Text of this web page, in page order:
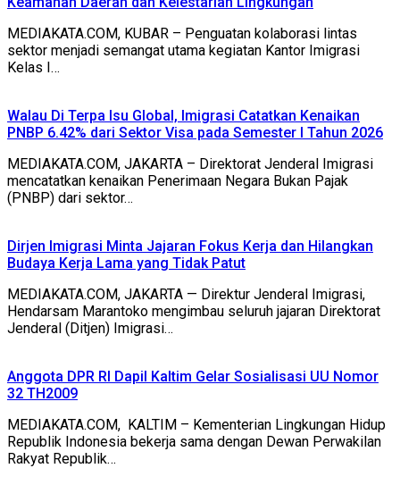
MEDIAKATA.COM, KUBAR – Penguatan kolaborasi lintas
sektor menjadi semangat utama kegiatan Kantor Imigrasi
Kelas I…
Walau Di Terpa Isu Global, Imigrasi Catatkan Kenaikan
PNBP 6.42% dari Sektor Visa pada Semester I Tahun 2026
MEDIAKATA.COM, JAKARTA – Direktorat Jenderal Imigrasi
mencatatkan kenaikan Penerimaan Negara Bukan Pajak
(PNBP) dari sektor…
Dirjen Imigrasi Minta Jajaran Fokus Kerja dan Hilangkan
Budaya Kerja Lama yang Tidak Patut
MEDIAKATA.COM, JAKARTA — Direktur Jenderal Imigrasi,
Hendarsam Marantoko mengimbau seluruh jajaran Direktorat
Jenderal (Ditjen) Imigrasi…
Anggota DPR RI Dapil Kaltim Gelar Sosialisasi UU Nomor
32 TH2009
MEDIAKATA.COM, KALTIM – Kementerian Lingkungan Hidup
Republik Indonesia bekerja sama dengan Dewan Perwakilan
Rakyat Republik…